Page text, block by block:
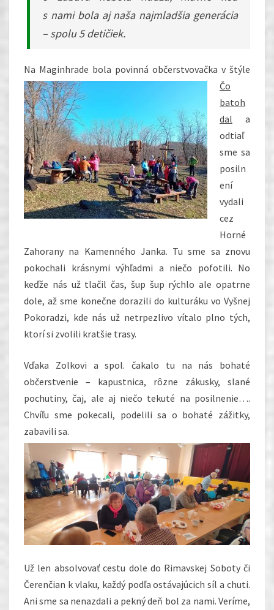
s nami bola aj naša najmladšia generácia
– spolu 5 detičiek.
Na Maginhrade bola povinná občerstvovačka v štýle
Čo
batoh
dal a
odtiaľ
sme sa
posiln
ení
vydali
cez
Horné
Zahorany na Kamenného Janka. Tu sme sa znovu
pokochali krásnymi výhľadmi a niečo pofotili. No
keďže nás už tlačil čas, šup šup rýchlo ale opatrne
dole, až sme konečne dorazili do kulturáku vo Vyšnej
Pokoradzi, kde nás už netrpezlivo vítalo plno tých,
ktorí si zvolili kratšie trasy.
Vďaka Zolkovi a spol. čakalo tu na nás bohaté
občerstvenie – kapustnica, rôzne zákusky, slané
pochutiny, čaj, ale aj niečo tekuté na posilnenie….
Chvíľu sme pokecali, podelili sa o bohaté zážitky,
zabavili sa.
Už len absolvovať cestu dole do Rimavskej Soboty či
Čerenčian k vlaku, každý podľa ostávajúcich síl a chuti.
Ani sme sa nenazdali a pekný deň bol za nami. Veríme,